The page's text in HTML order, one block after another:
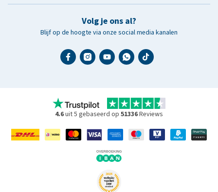
Volg je ons al?
Blijf op de hoogte via onze social media kanalen
4.6uit 5 gebaseerd op 51336Reviews